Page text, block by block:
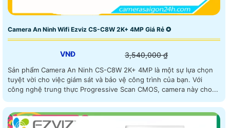
Camera An Ninh Wifi Ezviz CS-C8W 2K+ 4MP Giá Rẻ ✪
VNĐ 3,540,000 ₫
Sản phẩm Camera An Ninh CS-C8W 2K+ 4MP là một sự lựa chọn
tuyệt vời cho việc giám sát và bảo vệ công trình của bạn. Với
công nghệ trung thực Progressive Scan CMOS, camera này cho...